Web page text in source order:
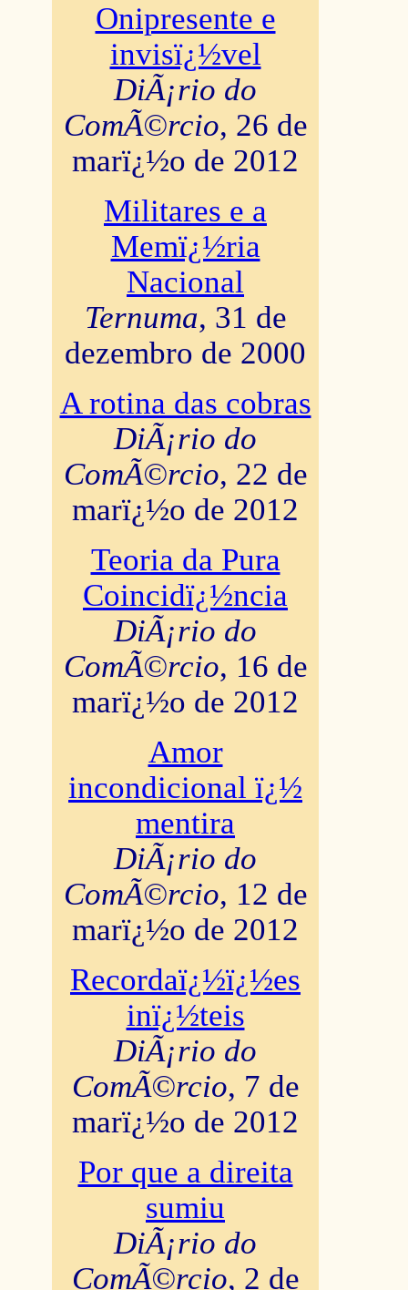
Onipresente e
invisï¿½vel
DiÃ¡rio do
ComÃ©rcio, 26 de
marï¿½o de 2012
Militares e a
Memï¿½ria
Nacional
Ternuma, 31 de
dezembro de 2000
A rotina das cobras
DiÃ¡rio do
ComÃ©rcio, 22 de
marï¿½o de 2012
Teoria da Pura
Coincidï¿½ncia
DiÃ¡rio do
ComÃ©rcio, 16 de
marï¿½o de 2012
Amor
incondicional ï¿½
mentira
DiÃ¡rio do
ComÃ©rcio, 12 de
marï¿½o de 2012
Recordaï¿½ï¿½es
inï¿½teis
DiÃ¡rio do
ComÃ©rcio, 7 de
marï¿½o de 2012
Por que a direita
sumiu
DiÃ¡rio do
ComÃ©rcio, 2 de